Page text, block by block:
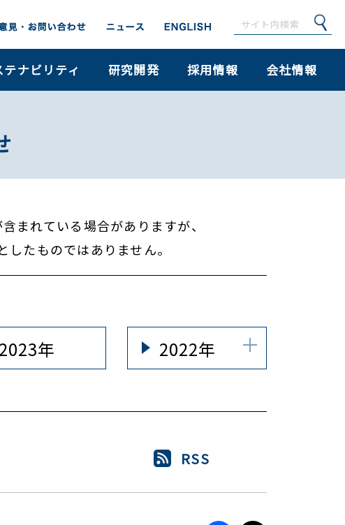
テナビリティ 研究開発 採用情報 会社情報
まれている場合がありますが、
たものではありません。
2023年 2022年
RSS